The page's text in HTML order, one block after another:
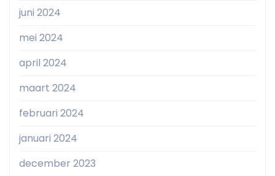
juni 2024
mei 2024
april 2024
maart 2024
februari 2024
januari 2024
december 2023